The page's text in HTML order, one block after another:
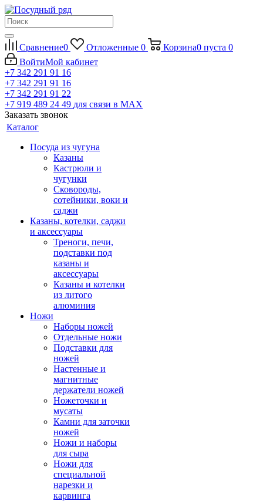
Сравнение0 Отложенные 0 Корзина0 пуста 0
ВойтиМой кабинет
+7 342 291 91 16
+7 342 291 91 16
+7 342 291 91 22
+7 919 489 24 49 для связи в МАХ
Заказать звонок
Каталог
Посуда из чугуна
Казаны
Кастрюли и
чугунки
Сковороды,
сотейники, воки и
саджи
Казаны, котелки, саджи
и аксессуары
Треноги, печи,
подставки под
казаны и
аксессуары
Казаны и котелки
из литого
алюминия
Ножи
Наборы ножей
Отдельные ножи
Подставки для
ножей
Настенные и
магнитные
держатели ножей
Ножеточки и
мусаты
Камни для заточки
ножей
Ножи и наборы
для сыра
Ножи для
специальной
нарезки и
карвинга